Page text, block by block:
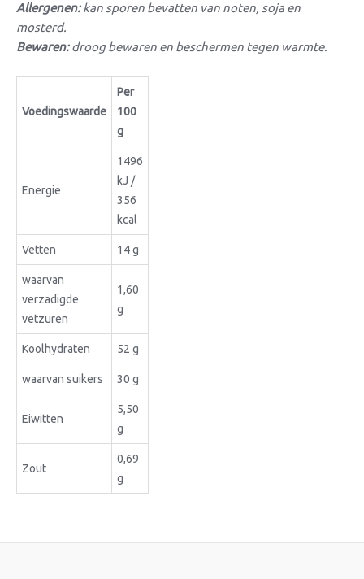
Allergenen:kan sporen bevatten van noten, soja en
mosterd.
Bewaren:droog bewaren en beschermen tegen warmte.
Voedingswaarde
Per
100
g
Energie
1496
kJ /
356
kcal
Vetten 14 g
waarvan
verzadigde
vetzuren
1,60
g
Koolhydraten 52 g
waarvan suikers 30 g
Eiwitten
5,50
g
Zout
0,69
g